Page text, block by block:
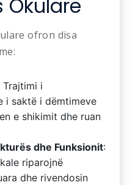
Okulare
ofron disa
Trajtimi i
i saktë i dëmtimeve
e shikimit dhe ruan
dhe Funksionit:
riparojnë
dhe rivendosin